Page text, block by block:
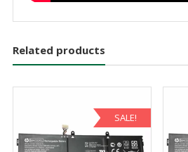
Related products
SALE!